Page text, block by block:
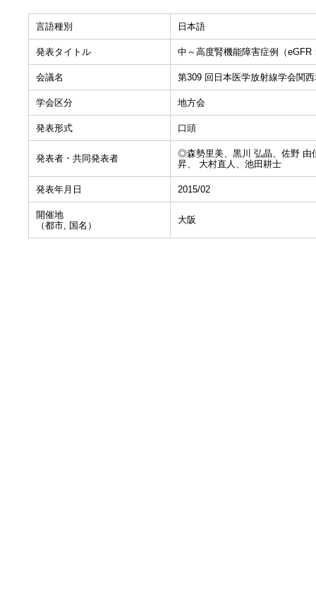
言語種別 日本語
発表タイトル 中～高度腎機能障害症例（
会議名 第309 回日本医学放射線学会関
学会区分 地方会
発表形式 口頭
発表者・共同発表者
◎森勢里美、黒川 弘晶、佐野 由
昇、 大村直人、池田耕士
発表年月日 2015/02
開催地
（都市, 国名）
大阪